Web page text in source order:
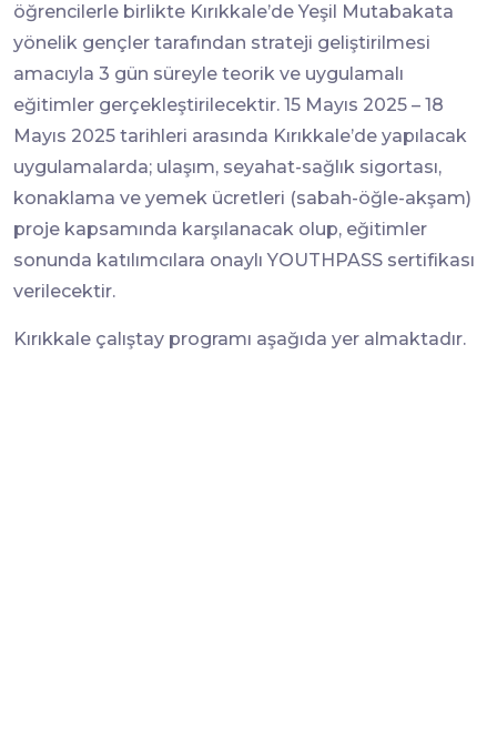
öğrencilerle birlikte Kırıkkale’de Yeşil Mutabakata
yönelik gençler tarafından strateji geliştirilmesi
amacıyla 3 gün süreyle teorik ve uygulamalı
eğitimler gerçekleştirilecektir. 15 Mayıs 2025 – 18
Mayıs 2025 tarihleri arasında Kırıkkale’de yapılacak
uygulamalarda; ulaşım, seyahat-sağlık sigortası,
konaklama ve yemek ücretleri (sabah-öğle-akşam)
proje kapsamında karşılanacak olup, eğitimler
sonunda katılımcılara onaylı YOUTHPASS sertifikası
verilecektir.
Kırıkkale çalıştay programı aşağıda yer almaktadır.